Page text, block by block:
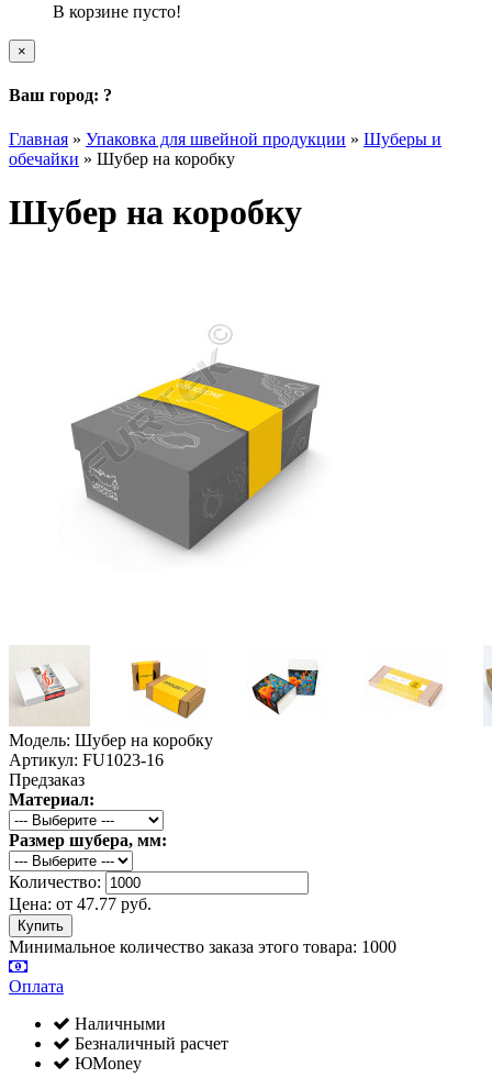
В корзине пусто!
×
Ваш город: ?
Главная » Упаковка для швейной продукции » Шуберы и
обечайки » Шубер на коробку
Шубер на коробку
Модель: Шубер на коробку
Артикул: FU1023-16
Предзаказ
Материал:
Размер шубера, мм:
Количество:
Цена: от 47.77 руб.
Минимальное количество заказа этого товара: 1000
Оплата
Наличными
Безналичный расчет
ЮMoney